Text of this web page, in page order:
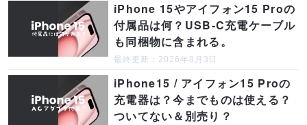
iPhone 15やアイフォン15 Proの
付属品は何？USB-C充電ケーブル
も同梱物に含まれる。
最終更新：2026年8月3日
iPhone15 / アイフォン15 Proの
充電器は？今までものは使える？
ついてない＆別売り？